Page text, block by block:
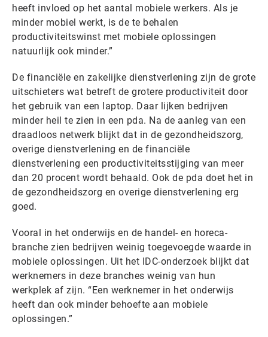
heeft invloed op het aantal mobiele werkers. Als je
minder mobiel werkt, is de te behalen
productiviteitswinst met mobiele oplossingen
natuurlijk ook minder.”
De financiële en zakelijke dienstverlening zijn de grote
uitschieters wat betreft de grotere productiviteit door
het gebruik van een laptop. Daar lijken bedrijven
minder heil te zien in een pda. Na de aanleg van een
draadloos netwerk blijkt dat in de gezondheidszorg,
overige dienstverlening en de financiële
dienstverlening een productiviteitsstijging van meer
dan 20 procent wordt behaald. Ook de pda doet het in
de gezondheidszorg en overige dienstverlening erg
goed.
Vooral in het onderwijs en de handel- en horeca-
branche zien bedrijven weinig toegevoegde waarde in
mobiele oplossingen. Uit het IDC-onderzoek blijkt dat
werknemers in deze branches weinig van hun
werkplek af zijn. “Een werknemer in het onderwijs
heeft dan ook minder behoefte aan mobiele
oplossingen.”